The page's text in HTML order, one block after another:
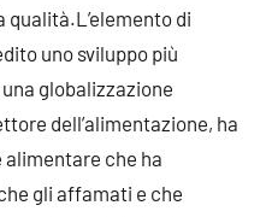
di
uno sviluppo più
globalizzazione
dell’alimentazione, ha
che ha
gli affamati e che